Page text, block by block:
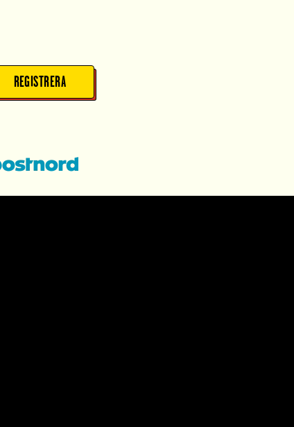
REGISTRERA